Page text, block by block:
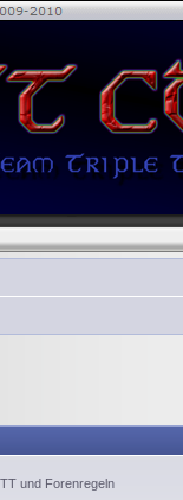
und Forenregeln